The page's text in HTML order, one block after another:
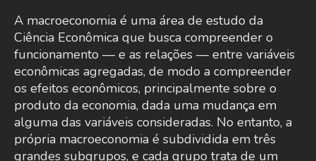
A macroeconomia é uma área de estudo da
Ciência Econômica que busca compreender o
funcionamento — e as relações — entre variáveis
econômicas agregadas, de modo a compreender
os efeitos econômicos, principalmente sobre o
produto da economia, dada uma mudança em
alguma das variáveis consideradas. No entanto, a
própria macroeconomia é subdividida em três
grandes subgrupos, e cada grupo trata de um